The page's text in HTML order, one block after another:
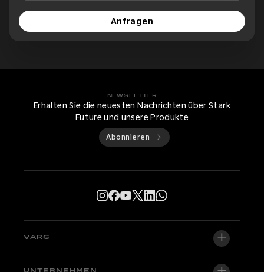
Anfragen
NEWSLETTER
Erhalten Sie die neuesten Nachrichten über Stark
Future und unsere Produkte
Abonnieren
VARG